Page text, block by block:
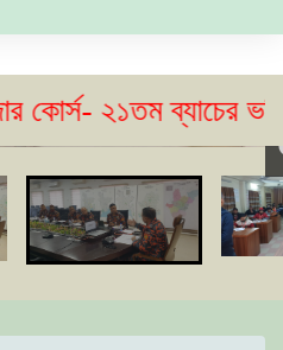
২১তম ব্যাচের ভর্তি